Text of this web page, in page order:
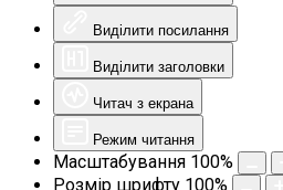
Виділити посилання
Виділити заголовки
Читач з екрана
Режим читання
Масштабування 100%
Розмір шрифту 100%